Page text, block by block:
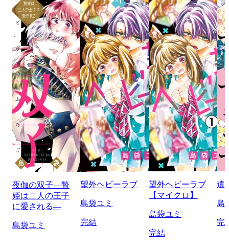
夜伽の双子―贄
姫は二人の王子
に愛される―
島袋ユミ
望外ヘビーラブ
島袋ユミ
完結
望外ヘビーラブ
【マイクロ】
島袋ユミ
完結
遺
島
完